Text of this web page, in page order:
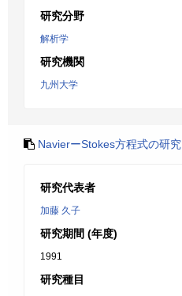
研究分野
解析学
研究機関
九州大学
NavierーStokes方程式の研究
研究代表者
加藤 久子
研究期間 (年度)
1991
研究種目